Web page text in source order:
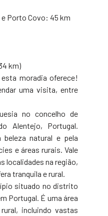
Porto Covo: 45 km
km)
moradia oferece!
uma visita, entre
no concelho de
Alentejo, Portugal.
beleza natural e pela
e áreas rurais. Vale
localidades na região,
tranquila e rural.
situado no distrito
Portugal. É uma área
incluindo vastas